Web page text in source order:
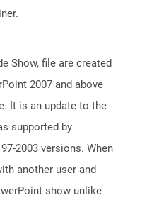
Show, file are created
2007 and above
It is an update to the
supported by
2003 versions. When
another user and
show unlike